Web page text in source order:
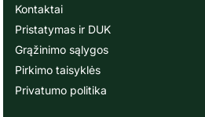
Kontaktai
Pristatymas ir DUK
Grąžinimo sąlygos
Pirkimo taisyklės
Privatumo politika